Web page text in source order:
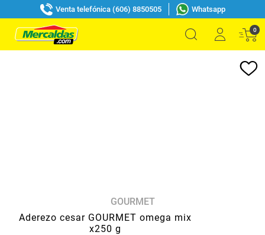
Venta telefónica (606) 8850505 Whatsapp
0
GOURMET
Aderezo cesar GOURMET omega mix
x250 g